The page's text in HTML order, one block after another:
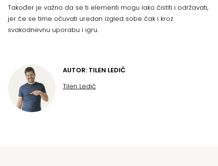
Također je važno da se ti elementi mogu lako čistiti i održavati,
jer će se time očuvati uredan izgled sobe čak i kroz
svakodnevnu uporabu i igru.
AUTOR: TILEN LEDIĆ
Tilen Ledić